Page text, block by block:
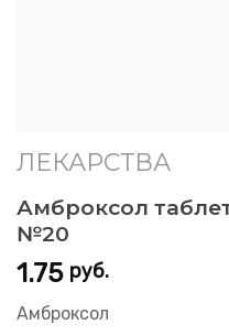
ЛЕКАРСТВА
Амброксол
№20
1.75 руб.
Амброксол